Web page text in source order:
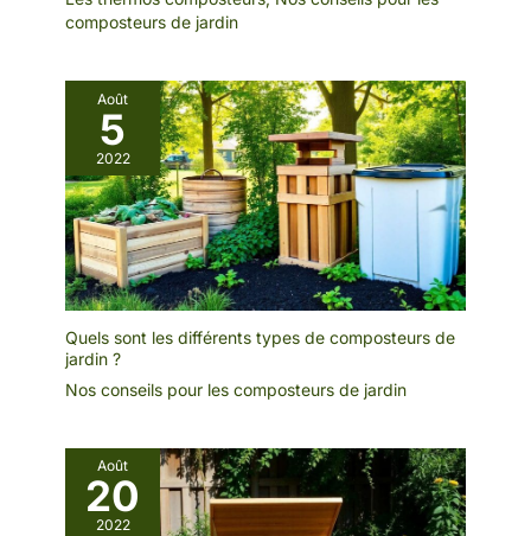
composteurs de jardin
Août
5
2022
Quels sont les différents types de composteurs de
jardin ?
Nos conseils pour les composteurs de jardin
Août
20
2022